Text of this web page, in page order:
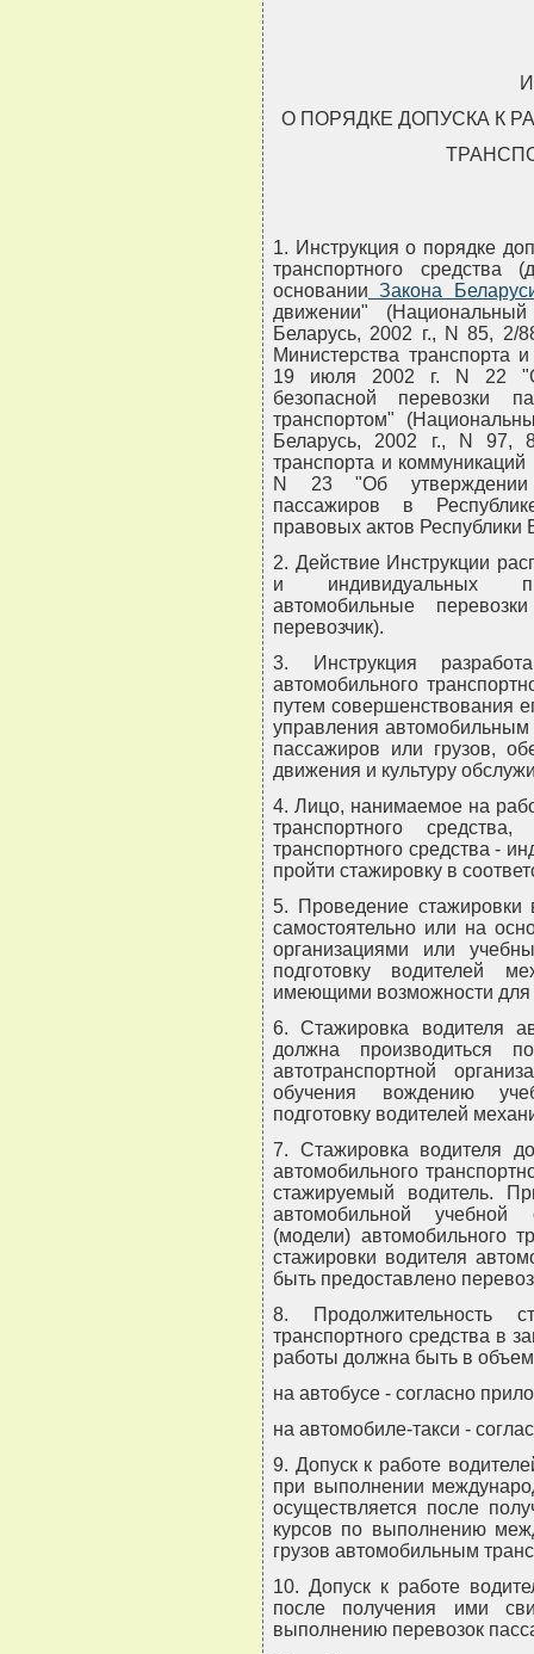
О ПОРЯДКЕ ДОПУСКА К
1. Инструкция о порядке
транспортного средства
основании Закона
движении"
Беларусь, 2002 г., N 85, 2/
Министерства транспорта
19 июля 2002 г. N 22
безопасной перевозки
транспортом"
Беларусь, 2002 г., N 97,
транспорта и
N 23 "Об утверждении
пассажиров в
правовых актов Республики
2. Действие Инструкции
и индивидуальных
автомобильные
перевозчик).
3. Инструкция
автомобильного
путем совершенствования
управления автомобильным
пассажиров или грузов,
движения и культуру
4. Лицо, нанимаемое на
транспортного
транспортного средства -
пройти стажировку в
5. Проведение стажировки
самостоятельно или на
организациями или
подготовку водителей
имеющими возможности для
6. Стажировка водителя
должна производиться
автотранспортной
обучения вождению
подготовку водителей
7. Стажировка водителя
автомобильного
стажируемый водитель.
автомобильной учебной
(модели) автомобильного
стажировки водителя
быть предоставлено
8. Продолжительность
транспортного средства в
работы должна быть в
на автобусе - согласно
на автомобиле-такси -
9. Допуск к работе
при выполнении
осуществляется после
курсов по выполнению
грузов автомобильным
10. Допуск к работе
после получения ими
выполнению перевозок